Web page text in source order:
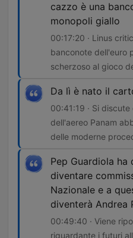
cazzo è una
monopoli giallo
00:17:20 · Linus
banconote dell'euro
scherzoso al gioco
Da lì è nato il
00:41:19 · Si
dell'aereo Panam
delle moderne
Pep Guardiola
diventare
Nazionale e a
diventerà Andrea
00:49:40 · Viene
riguardante i futuri